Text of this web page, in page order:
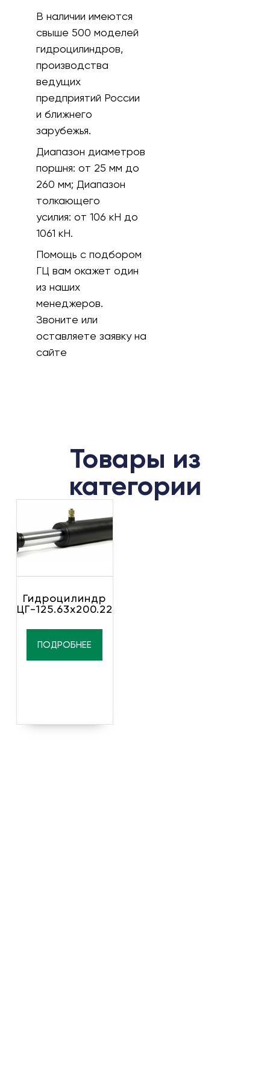
В наличии имеются
свыше 500 моделей
гидроцилиндров,
производства
ведущих
предприятий России
и ближнего
зарубежья.
Диапазон диаметров
поршня:от 25 мм до
260 мм; Диапазон
толкающего
усилия:от 106 кH до
1061 кН.
Помощь с подбором
ГЦ вам окажет один
из наших
менеджеров.
Звоните или
оставляете заявку на
сайте
Товары из
категории
Гидроцилиндр
ЦГ-125.63х200.22
ПОДРОБНЕЕ